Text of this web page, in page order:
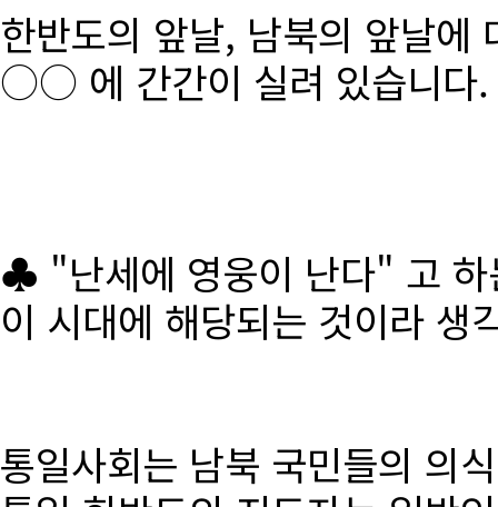
한반도의 앞날, 남북의 앞날에
○○ 에 간간이 실려 있습니다.
♣ "난세에 영웅이 난다" 고 하
이 시대에 해당되는 것이라 생
통일사회는 남북 국민들의 의